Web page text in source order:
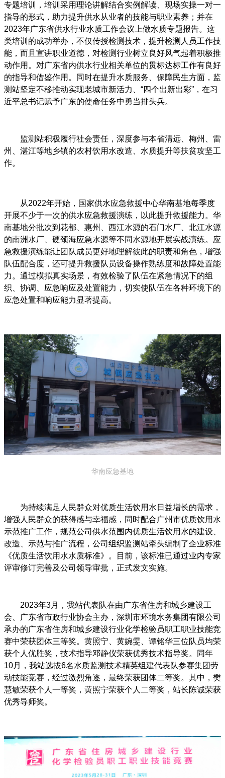
专题培训，培训采用理论讲解结合实例解读、现场实操一对一
指导的形式，助力提升供水从业者的技能与职业素养；并在
2023年广东省供水行业水质工作会议上做水质专题报告。这
类培训的成功举办，不仅传授检测技术，提升检测人员工作技
能，而且宣讲职业道德，对检测行业树立良好风气起着积极推
动作用。对广东省内供水行业相关单位的贯标达标工作有良好
的指导和借鉴作用。同时在提升水质服务、保障民生方面，监
测站坚定不移推动实现老城市新活力、“四个出新出彩”，在习
近平总书记赋予广东的使命任务中勇当排头兵。
监测站积极履行社会责任，深度参与本省清远、梅州、雷
州、湛江等地乡镇的农村饮用水改造、水质提升等扶贫攻坚工
作。
从2022年开始，国家供水应急救援中心华南基地每季度
开展不少于一次的供水应急救援演练，以此提升救援能力。华
南基地分批次到花都、惠州、西江水源的石门水厂、北江水源
的南洲水厂、硬颈海应急水源等不同水源地开展实战演练。应
急救援演练能让团队成员更好地理解彼此的职责和角色，增强
队伍配合度，还可提升救援队员设备操作熟练度和故障处置能
力。通过模拟真实场景，有效检验了队伍在紧急情况下的组
织、协调、应急响应及处置能力，切实使队伍在各种环境下的
应急处置和响应能力显著提高。
华南应急基地
为持续满足人民群众对优质生活饮用水日益增长的需求，
增强人民群众的获得感与幸福感，同时配合广州市优质饮用水
示范推广工作，规范公司供水范围内优质生活饮用水的建设、
改造、示范与推广流程，公司组织监测站牵头编制了企业标准
《优质生活饮用水水质标准》。目前，该标准已通过业内专家
评审修订完善及公司领导审批，正式发文实施。
2023年3月，我站代表队在由广东省住房和城乡建设工
会、广东省市政行业协会主办，深圳市环境水务集团有限公司
承办的广东省住房和城乡建设行业化学检验员职工职业技能竞
赛中荣获团体三等奖。黄照宁、黄婉雯、谭铭华三位队员均荣
获个人优胜奖，技术指导邓静仪荣获优秀技术指导奖。同年
10月，我站选拔6名水质监测技术精英组建代表队参赛集团劳
动技能竞赛，经过激烈角逐，最终荣获团体二等奖。其中，樊
慧敏荣获个人一等奖，黄照宁荣获个人二等奖，站长陈诚荣获
优秀导师奖。